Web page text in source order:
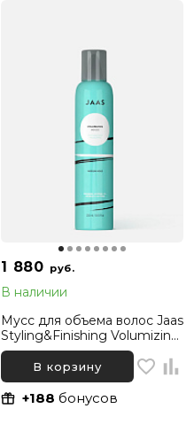
1 880 руб.
В наличии
Мусс для объема волос Jaas
Styling&Finishing Volumizing
Mousse, 250 мл
В корзину
+188 бонусов